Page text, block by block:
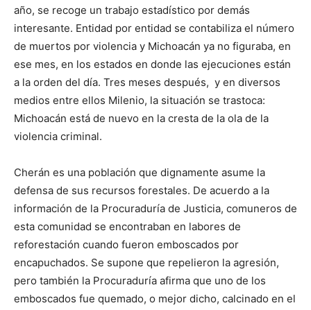
año, se recoge un trabajo estadístico por demás
interesante. Entidad por entidad se contabiliza el número
de muertos por violencia y Michoacán ya no figuraba, en
ese mes, en los estados en donde las ejecuciones están
a la orden del día. Tres meses después, y en diversos
medios entre ellos Milenio, la situación se trastoca:
Michoacán está de nuevo en la cresta de la ola de la
violencia criminal.
Cherán es una población que dignamente asume la
defensa de sus recursos forestales. De acuerdo a la
información de la Procuraduría de Justicia, comuneros de
esta comunidad se encontraban en labores de
reforestación cuando fueron emboscados por
encapuchados. Se supone que repelieron la agresión,
pero también la Procuraduría afirma que uno de los
emboscados fue quemado, o mejor dicho, calcinado en el